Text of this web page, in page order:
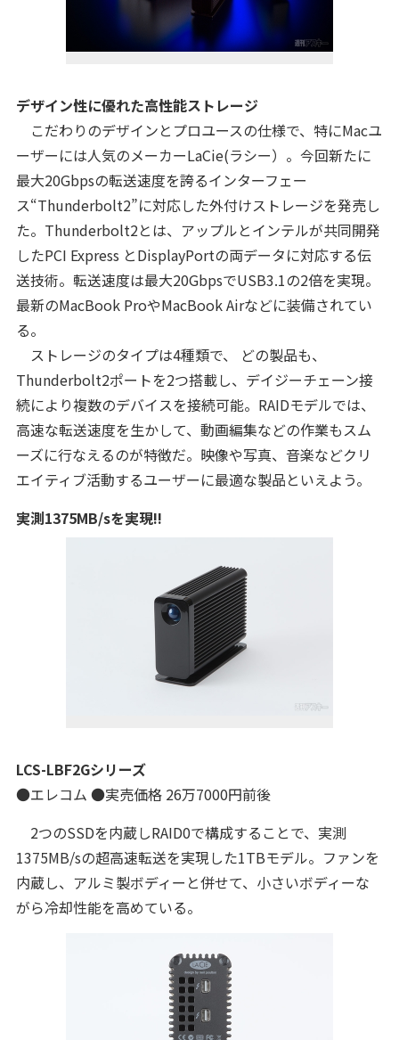
デザイン性に優れた高性能ストレージ
こだわりのデザインとプロユースの仕様で、特にMacユ
ーザーには人気のメーカーLaCie(ラシー）。今回新たに
最大20Gbpsの転送速度を誇るインターフェー
ス“Thunderbolt2”に対応した外付けストレージを発売し
た。Thunderbolt2とは、アップルとインテルが共同開発
したPCI Express とDisplayPortの両データに対応する伝
送技術。転送速度は最大20GbpsでUSB3.1の2倍を実現。
最新のMacBook ProやMacBook Airなどに装備されてい
る。
ストレージのタイプは4種類で、 どの製品も、
Thunderbolt2ポートを2つ搭載し、デイジーチェーン接
続により複数のデバイスを接続可能。RAIDモデルでは、
高速な転送速度を生かして、動画編集などの作業もスム
ーズに行なえるのが特徴だ。映像や写真、音楽などクリ
エイティブ活動するユーザーに最適な製品といえよう。
実測1375MB/sを実現!!
LCS-LBF2Gシリーズ
●エレコム ●実売価格 26万7000円前後
2つのSSDを内蔵しRAID0で構成することで、実測
1375MB/sの超高速転送を実現した1TBモデル。ファンを
内蔵し、アルミ製ボディーと併せて、小さいボディーな
がら冷却性能を高めている。